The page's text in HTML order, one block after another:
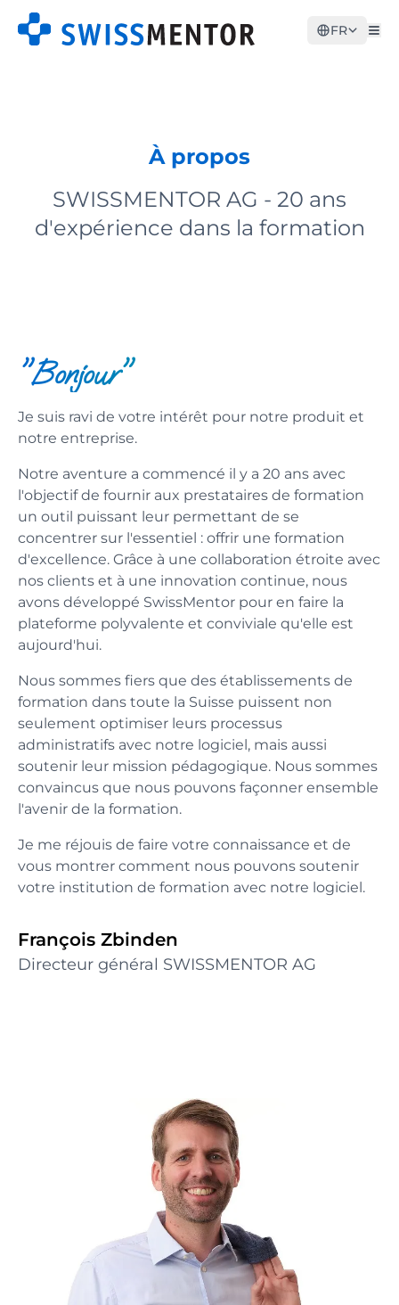
FR
À propos
SWISSMENTOR AG - 20 ans
d'expérience dans la formation
"Bonjour"
Je suis ravi de votre intérêt pour notre produit et
notre entreprise.
Notre aventure a commencé il y a 20 ans avec
l'objectif de fournir aux prestataires de formation
un outil puissant leur permettant de se
concentrer sur l'essentiel : offrir une formation
d'excellence. Grâce à une collaboration étroite avec
nos clients et à une innovation continue, nous
avons développé SwissMentor pour en faire la
plateforme polyvalente et conviviale qu'elle est
aujourd'hui.
Nous sommes fiers que des établissements de
formation dans toute la Suisse puissent non
seulement optimiser leurs processus
administratifs avec notre logiciel, mais aussi
soutenir leur mission pédagogique. Nous sommes
convaincus que nous pouvons façonner ensemble
l'avenir de la formation.
Je me réjouis de faire votre connaissance et de
vous montrer comment nous pouvons soutenir
votre institution de formation avec notre logiciel.
François Zbinden
Directeur général SWISSMENTOR AG